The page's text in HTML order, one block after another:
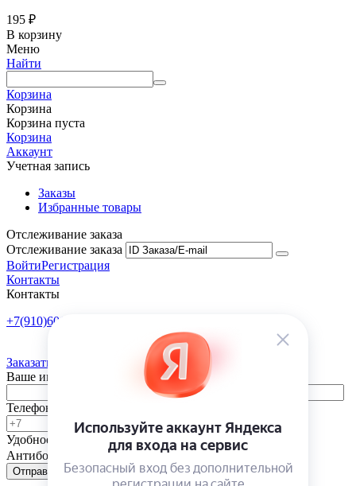
195 ₽
В корзину
Меню
Найти
Корзина
Корзина
Корзина пуста
Корзина
Аккаунт
Учетная запись
Заказы
Избранные товары
Отслеживание заказа
Отслеживание заказа
ВойтиРегистрация
Контакты
Контакты
+7(910)601-10-10
Заказать обратный звонок
Ваше имя
Телефон
Удобное время
-
Антибот
Отправить